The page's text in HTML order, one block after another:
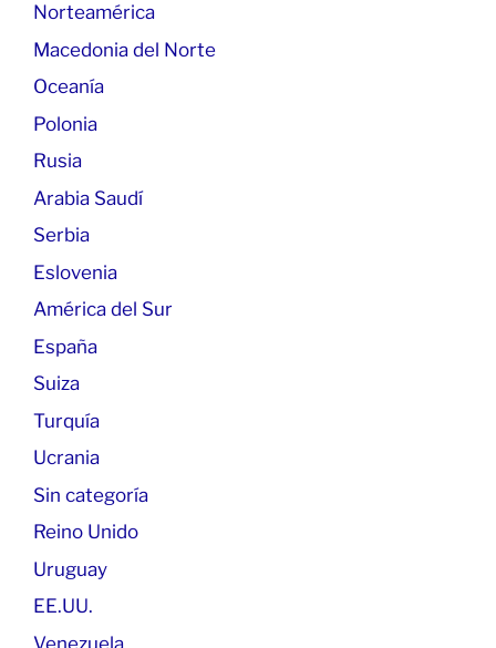
Norteamérica
Macedonia del Norte
Oceanía
Polonia
Rusia
Arabia Saudí
Serbia
Eslovenia
América del Sur
España
Suiza
Turquía
Ucrania
Sin categoría
Reino Unido
Uruguay
EE.UU.
Venezuela